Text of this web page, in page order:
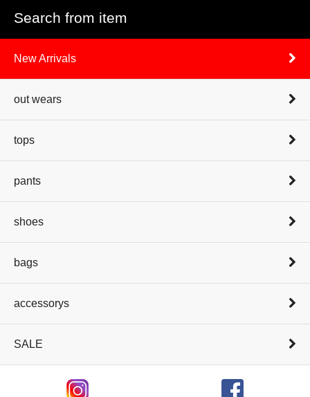
Search from item
New Arrivals
out wears
tops
pants
shoes
bags
accessorys
SALE